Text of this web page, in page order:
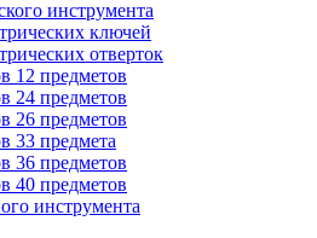
инструмента
ключей
отверток
12 предметов
24 предметов
26 предметов
33 предмета
36 предметов
40 предметов
инструмента